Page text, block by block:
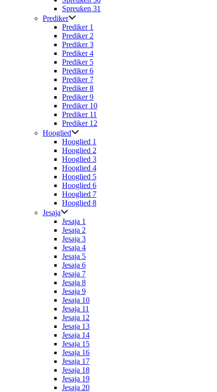
Spreuken 31
Prediker
Prediker 1
Prediker 2
Prediker 3
Prediker 4
Prediker 5
Prediker 6
Prediker 7
Prediker 8
Prediker 9
Prediker 10
Prediker 11
Prediker 12
Hooglied
Hooglied 1
Hooglied 2
Hooglied 3
Hooglied 4
Hooglied 5
Hooglied 6
Hooglied 7
Hooglied 8
Jesaja
Jesaja 1
Jesaja 2
Jesaja 3
Jesaja 4
Jesaja 5
Jesaja 6
Jesaja 7
Jesaja 8
Jesaja 9
Jesaja 10
Jesaja 11
Jesaja 12
Jesaja 13
Jesaja 14
Jesaja 15
Jesaja 16
Jesaja 17
Jesaja 18
Jesaja 19
Jesaja 20